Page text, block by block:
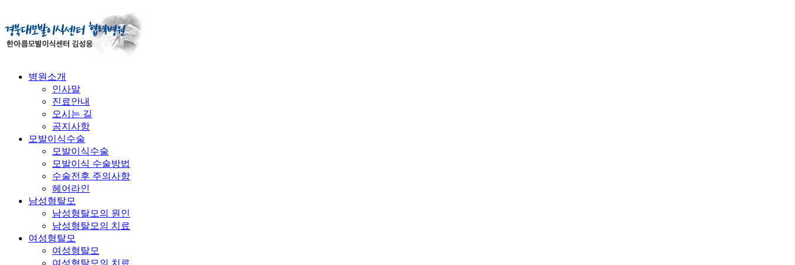
병원소개
인사말
진료안내
오시는 길
공지사항
모발이식수술
모발이식수술
모발이식 수술방법
수술전후 주의사항
헤어라인
남성형탈모
남성형탈모의 원인
남성형탈모의 치료
여성형탈모
여성형탈모